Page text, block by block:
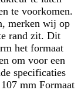
te voorkomen.
merken wij op
rand zit. Dit
het formaat
om voor een
specificaties
mm Formaat